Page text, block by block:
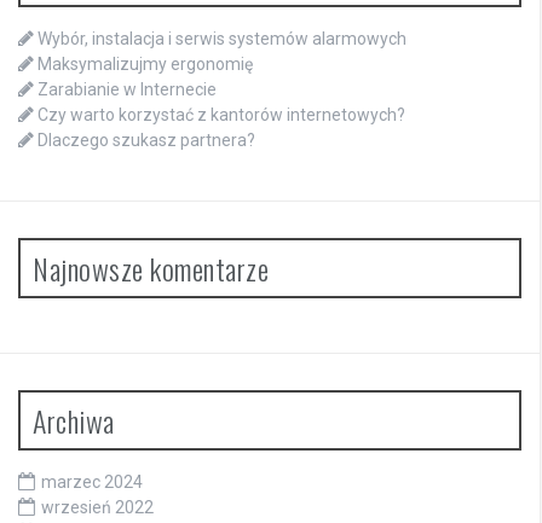
Wybór, instalacja i serwis systemów alarmowych
Maksymalizujmy ergonomię
Zarabianie w Internecie
Czy warto korzystać z kantorów internetowych?
Dlaczego szukasz partnera?
Najnowsze komentarze
Archiwa
marzec 2024
wrzesień 2022